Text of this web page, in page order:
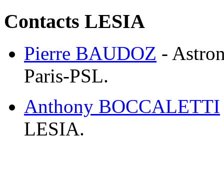
Contacts LESIA
Pierre BAUDOZ -
Paris-PSL.
Anthony BOCCALETTI
LESIA.